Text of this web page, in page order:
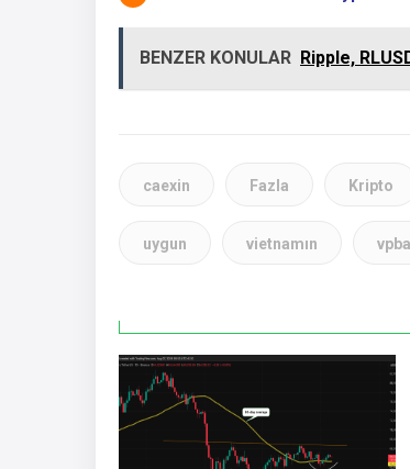
BENZER KONULAR Ripple,
caexin Fazla Kripto
uygun vietnamın